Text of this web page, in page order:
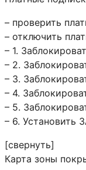
– проверить
– отключить
– 1.
– 2.
– 3.
– 4.
– 5.
– 6.
[свернуть]
Карта зоны